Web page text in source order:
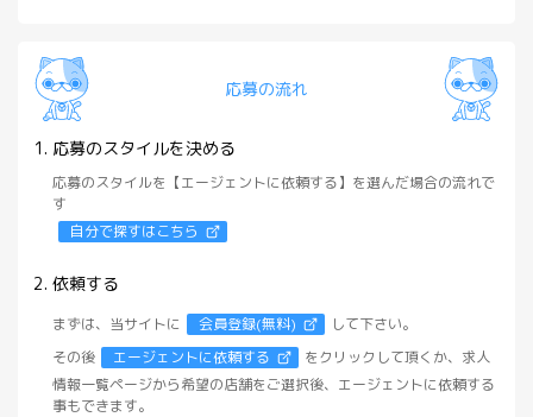
応募の流れ
応募のスタイルを決める
応募のスタイルを【エージェントに依頼する】を選んだ場合の流れで
す
自分で探すはこちら
依頼する
まずは、当サイトに 会員登録(無料)
して下さい。
その後
エージェントに依頼する
をクリックして頂くか、求人
情報一覧ページから希望の店舗をご選択後、エージェントに依頼する
事もできます。